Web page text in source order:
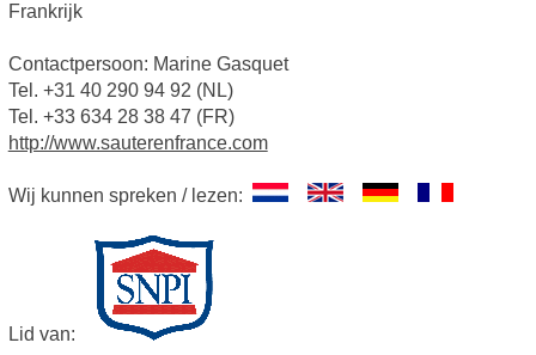
Frankrijk
Contactpersoon: Marine Gasquet
Tel. +31 40 290 94 92 (NL)
Tel. +33 634 28 38 47 (FR)
http://www.sauterenfrance.com
Wij kunnen spreken / lezen:
Lid van: